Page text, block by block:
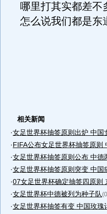
哪里打其实都差不
怎么说我们都是东
相关新闻
·女足世界杯抽签原则出炉 中国
·FIFA公布女足世界杯抽签原则
·女足世界杯抽签原则公布 中德
·女足世界杯抽签原则突变 中国
·07女足世界杯确定抽签四原则
·女足世界杯中德被列为种子队
·女足世界杯抽签有变 中国玫瑰